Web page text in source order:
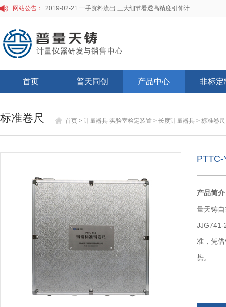
网站公告： 2019-02-21 一手资料流出 三大细节看透高精度引伸计标定仪
首页 普天同创 产品中心 非标定
标准卷尺 首页 > 计量器具 实验室检定装置 > 长度计量器具 > 标准卷尺
产品简
量天铸
JJG741-
准，凭
势。​